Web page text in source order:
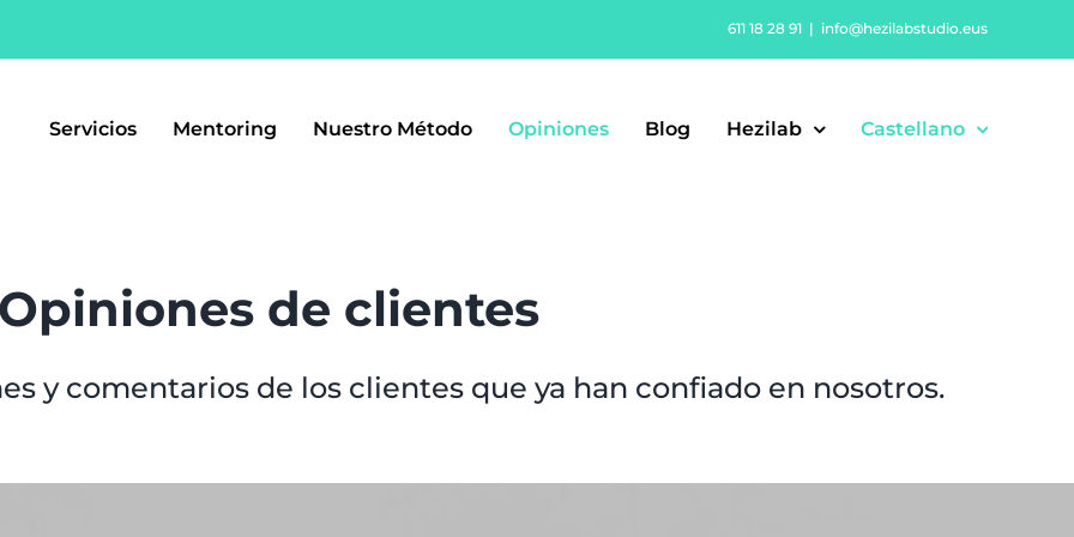
611 18 28 91 | info@hezilabstudio.eus
Servicios Mentoring Nuestro Método Opiniones Blog Hezilab Castellano
Opiniones de clientes
y comentarios de los clientes que ya han confiado en nosotros.